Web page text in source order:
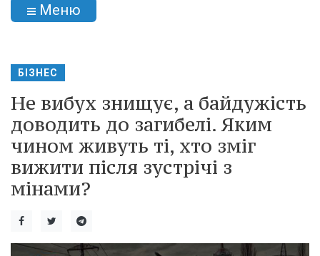
Меню
БІЗНЕС
Не вибух знищує, а байдужість
доводить до загибелі. Яким
чином живуть ті, хто зміг
вижити після зустрічі з
мінами?